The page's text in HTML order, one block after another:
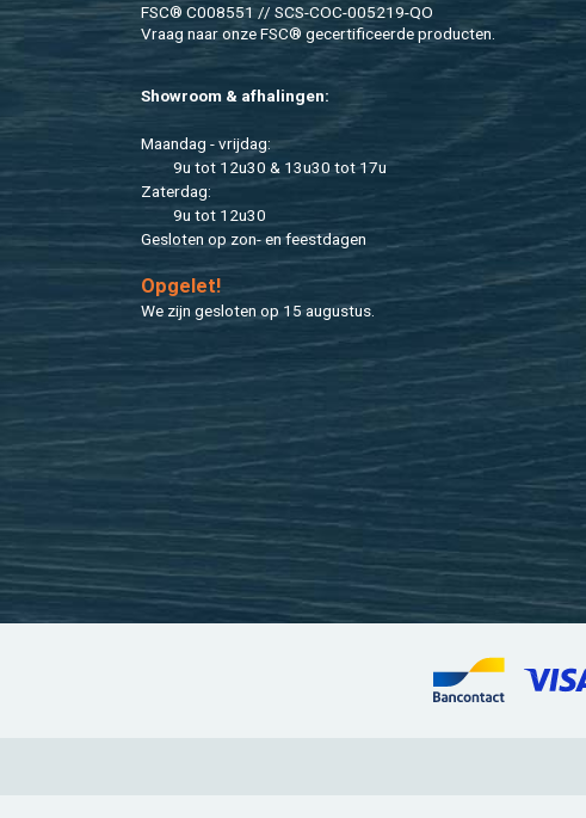
FSC® C008551 // SCS-COC-005219-QO
Vraag naar onze FSC® ge­cer­ti­fi­ceer­de pro­duc­ten.
Show­room & af­ha­lin­gen:
Maan­dag - vrij­dag:
9u tot 12u30 & 13u30 tot 17u
Za­ter­dag:
9u tot 12u30
Ge­slo­ten op zon- en feest­da­gen
Op­ge­let!
We zijn ge­slo­ten op 15 au­gus­tus.